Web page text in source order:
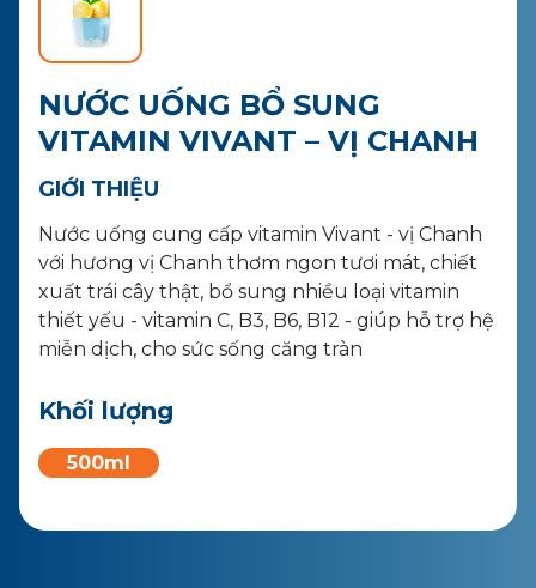
NƯỚC UỐNG BỔ SUNG
VITAMIN VIVANT – VỊ CHANH
GIỚI THIỆU
Nước uống cung cấp vitamin Vivant - vị Chanh
với hương vị Chanh thơm ngon tươi mát, chiết
xuất trái cây thật, bổ sung nhiều loại vitamin
thiết yếu - vitamin C, B3, B6, B12 - giúp hỗ trợ hệ
miễn dịch, cho sức sống căng tràn
Khối lượng
500ml